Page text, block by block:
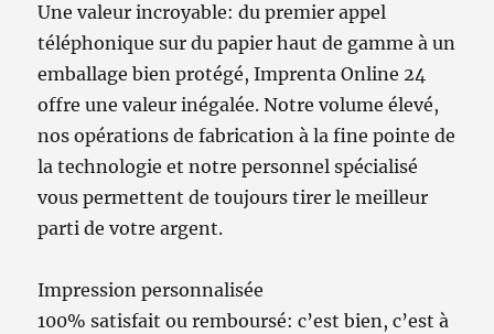
Une valeur incroyable: du premier appel
téléphonique sur du papier haut de gamme à un
emballage bien protégé, Imprenta Online 24
offre une valeur inégalée. Notre volume élevé,
nos opérations de fabrication à la fine pointe de
la technologie et notre personnel spécialisé
vous permettent de toujours tirer le meilleur
parti de votre argent.
Impression personnalisée
100% satisfait ou remboursé: c’est bien, c’est à